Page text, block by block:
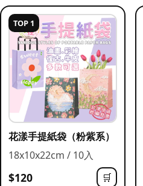
TOP 1
花漾手提紙袋（粉紫系）
18x10x22cm / 10入
$120 🛒